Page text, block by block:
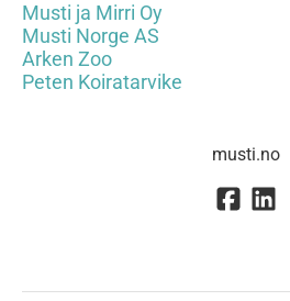
Musti ja Mirri Oy
Musti Norge AS
Arken Zoo
Peten Koiratarvike
musti.no